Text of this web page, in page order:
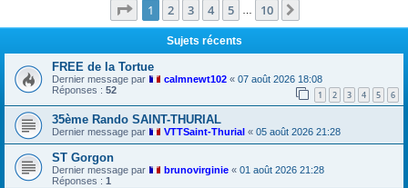
Page 1sur10
1 2 3 4 5 10
Sujets récents
FREE de la Tortue
Dernier message par calmnewt102 « 07 août 2026 18:08
Réponses : 52 1 2 3 4 5 6
35ème Rando SAINT-THURIAL
Dernier message par VTTSaint-Thurial « 05 août 2026 21:28
ST Gorgon
Dernier message par brunovirginie « 01 août 2026 21:28
Réponses : 1